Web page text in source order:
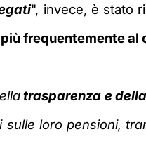
", invece, è stato
frequentemente
trasparenza e
loro pensioni,